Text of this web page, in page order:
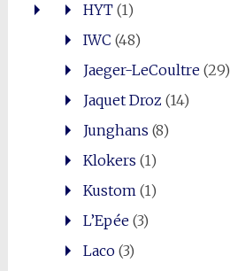
HYT(1)
IWC (48)
Jaeger-LeCoultre(29)
Jaquet Droz (14)
Junghans (8)
Klokers (1)
Kustom(1)
L’Epée(3)
Laco(3)